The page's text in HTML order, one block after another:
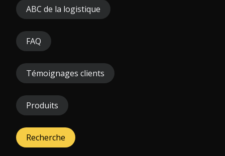
ABC de la logistique
FAQ
Témoignages clients
Produits
Recherche